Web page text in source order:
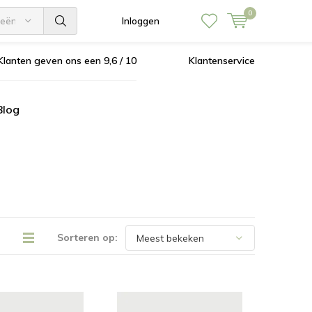
Inloggen
0
geven ons een 9,6 / 10 Klantenservice
Sorteren op: